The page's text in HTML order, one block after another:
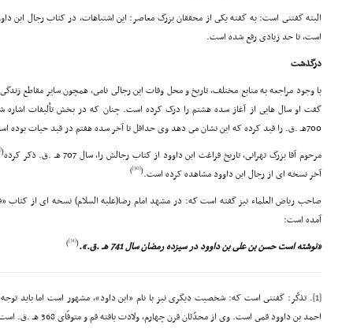
البته گفتنى است: به گفته یکى از محققان بزرگ معاصر: این اشتباهات، در کتاب رجال ابن
است، تا حد زیادى رفع شده است.
درگذشت
با وجود مراجعه به منابع مختلف، تاریخ و محل وفات این رجالى نامى، همچون سایر مقاطع
گفت او سال هایى از آغاز سده هشتم را درک کرده است. چنان که در بخش تألیفات اشاره
700هـ .ق. را قید کرده که این نشان مى دهد وى حداقل تا آخر سده هفتم در قید حیات بوده است.
مرحوم آقا بزرگ تهرانى، تاریخ فراغت ابن داوود از کتاب رجالش را، سال 707 هـ .ق. ذکر کرده
(
[29]
آخر نسخه اى از رجال ابن داوود مشاهده کرده است.(
[30]
)
صاحب ریاض العلماء نیز گفته است که: در مشهد امام رضا(علیه السلام) نسخه اى از کتاب
آمده است:
«نوشته است حسن بن على بن داوود در سیزده رمضان سال 741 هـ .ق.».
(
[31]
)
[1] . تذکّر: گفتنى است که: شخصیت دیگرى نیز با نام «ابن داود»، مشهور است اما باید
احمد بن داوود قمى است. وى از محدّثان قرن چهارم، ولادت یافته قم و متوفّاى 368 هـ .ق. است.